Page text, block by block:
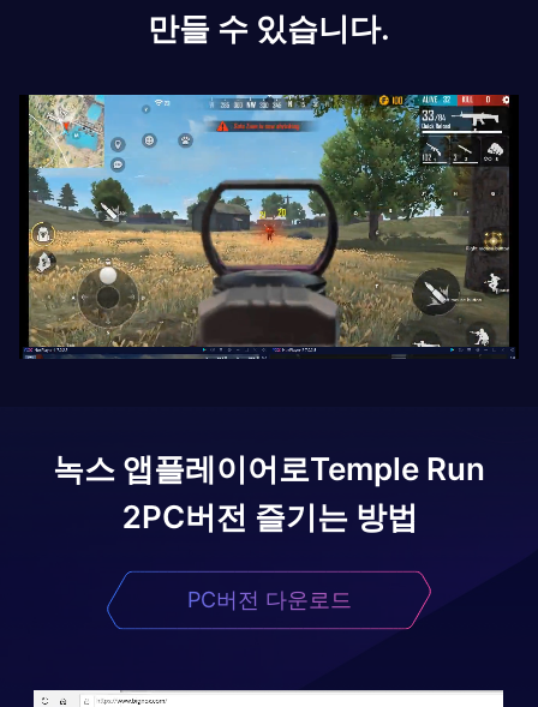
만들 수 있습니다.
녹스 앱플레이어로Temple Run
2PC버전 즐기는 방법
PC버전 다운로드